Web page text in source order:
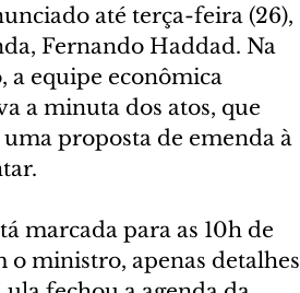
até terça-feira (26),
Fernando Haddad. Na
a equipe econômica
a minuta dos atos, que
proposta de emenda à
marcada para as 10h de
o ministro, apenas detalhes